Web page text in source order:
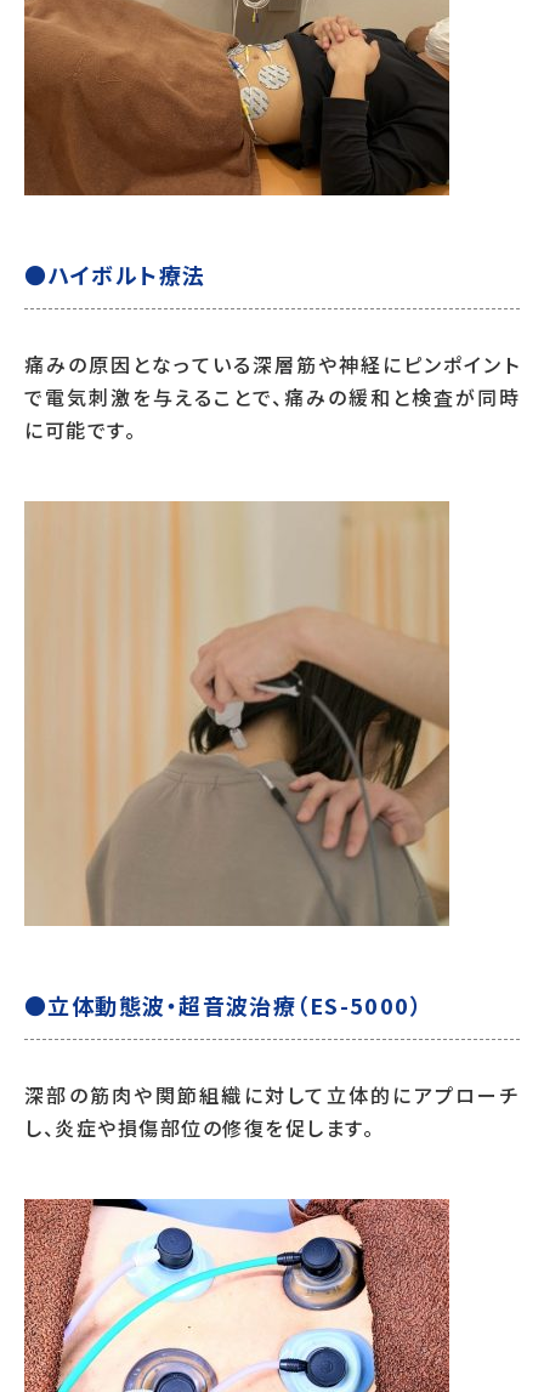
●ハイボルト療法
痛みの原因となっている深層筋や神経にピンポイント
で電気刺激を与えることで、痛みの緩和と検査が同時
に可能です。
●立体動態波・超音波治療（ES-5000）
深部の筋肉や関節組織に対して立体的にアプローチ
し、炎症や損傷部位の修復を促します。